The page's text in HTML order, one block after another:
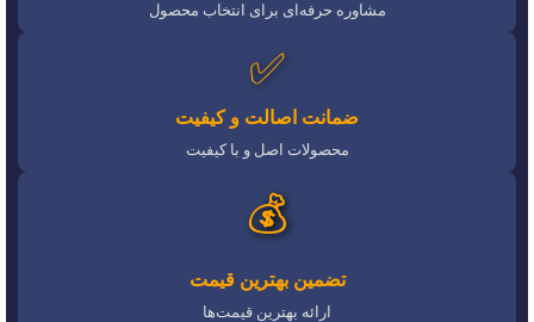
مشاوره حرفه‌ای برای انتخاب محصول
✅
ضمانت اصالت و کیفیت
محصولات اصل و با کیفیت
💰
تضمین بهترین قیمت
ارائه بهترین قیمت‌ها